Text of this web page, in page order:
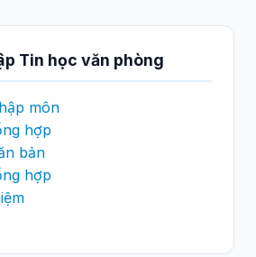
Tin học văn phòng
môn
hợp
bản
hợp